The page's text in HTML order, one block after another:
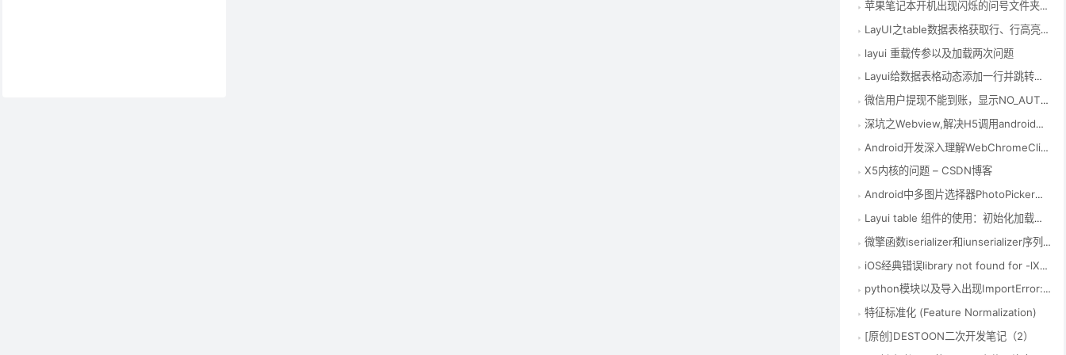
苹果笔记本开机出现闪烁的问号文件夹解决方法 – CSDN博客
LayUI之table数据表格获取行、行高亮等相关操作
layui 重载传参以及加载两次问题
Layui给数据表格动态添加一行并跳转到添加行所在页 – CSDN博客
微信用户提现不能到账，显示NO_AUTH | 产品权限验证失败,请查看您当前是否具有该产品的权限(企业付款到零钱) – CSDN博客
深坑之Webview,解决H5调用android相机拍照和录像 – CSDN博客
Android开发深入理解WebChromeClient之onShowFileChooser或openFileChooser使用说明 – TeachCourse
X5内核的问题 – CSDN博客
Android中多图片选择器PhotoPicker库的使用（仿微信） – CSDN博客
Layui table 组件的使用：初始化加载数据、数据刷新表格、传参数 – LoveLong – 博客园
微擎函数iserializer和iunserializer序列化函数 – CSDN博客
iOS经典错误library not found for -lXXX – 简书
python模块以及导入出现ImportError: No module named ‘xxx’问题 – 我的新博客 – 博客频道 – CSDN.NET
特征标准化 (Feature Normalization)
[原创]DESTOON二次开发笔记（2）